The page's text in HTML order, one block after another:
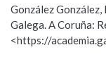
OUTRAS
Observación
Propoño
González González,
Galega. A Coruña:
<https://